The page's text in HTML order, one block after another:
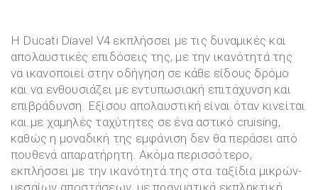
Η Ducati Diavel V4 εκπλήσσει με τις δυναμικές και
απολαυστικές επιδόσεις της, με την ικανότητά της
να ικανοποιεί στην οδήγηση σε κάθε είδους δρόμο
και να ενθουσιάζει με εντυπωσιακή επιτάχυνση και
επιβράδυνση. Εξίσου απολαυστική είναι όταν κινείται
και με χαμηλές ταχύτητες σε ένα αστικό cruising,
καθώς η μοναδική της εμφάνιση δεν θα περάσει από
πουθενά απαρατήρητη. Ακόμα περισσότερο,
εκπλήσσει με την ικανότητά της στα ταξίδια μικρών-
μεσαίων αποστάσεων, με πραγματικά εκπληκτική